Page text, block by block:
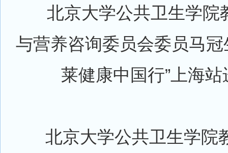
北京大学公共卫生学院
与营养咨询委员会委员马冠
莱健康中国行”上海
北京大学公共卫生学院